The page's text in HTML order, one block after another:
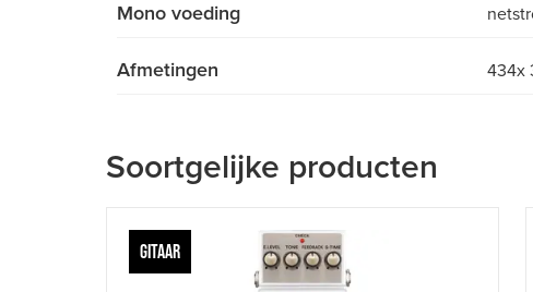
Mono voeding
Afmetingen 434x
Soortgelijke producten
GITAAR